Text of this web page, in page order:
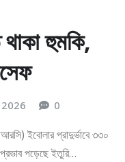
হুমকি,
0
ইবোলার প্রাদুর্ভাবে ৩৩০
পড়েছে ইতুরি…